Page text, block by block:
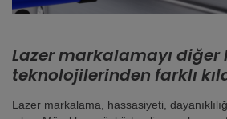
Lazer markalamayı
teknolojilerinden farklı
Lazer markalama, hassasiyeti,